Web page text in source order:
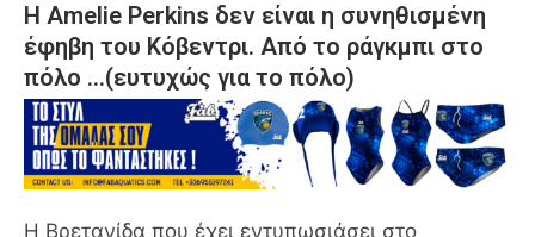
Η Amelie Perkins δεν είναι η συνηθισμένη
έφηβη του Κόβεντρι. Από το ράγκμπι στο
πόλο …(ευτυχώς για το πόλο)
Η Βρετανίδα που έχει εντυπωσιάσει στο